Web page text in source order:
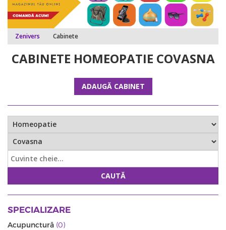
Zenivers Cabinete
CABINETE HOMEOPATIE COVASNA
ADAUGĂ CABINET
CAUTĂ
SPECIALIZARE
Acupunctură (0)